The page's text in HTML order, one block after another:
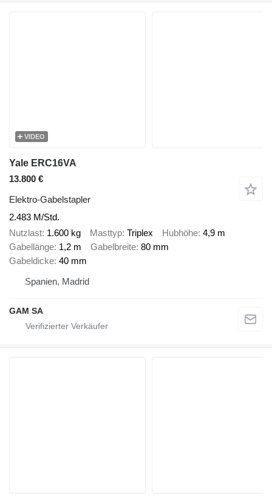
VIDEO
Yale ERC16VA
13.800 €
Elektro-Gabelstapler
2.483 M/Std.
Nutzlast 1.600 kg Masttyp Triplex Hubhöhe 4,9 m
Gabellänge 1,2 m Gabelbreite 80 mm
Gabeldicke 40 mm
Spanien, Madrid
GAM SA